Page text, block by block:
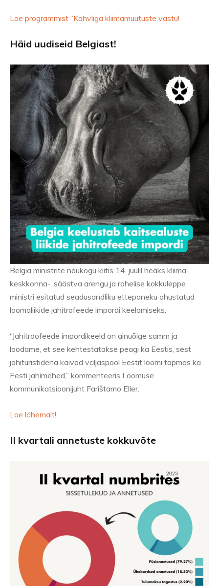
Loe programmist “Kahvliga kliimamuutuste vastu!
Häid uudiseid Belgiast!
Belgia ministrite nõukogu kiitis 14. juulil heaks kliima-,
keskkonna-, säästva arengu ja rohelise kokkuleppe
ministri esitatud seadusandliku ettepaneku ohustatud
loomaliikide jahitrofeede impordi keelamiseks.
“Jahitroofeede impordikeeld on ainuõige samm ja
loodame, et see kehtestatakse peagi ka Eestis, sest
jahituristidena käivad väljaspool Eestit loomi tapmas ka
Eesti jahimehed,” kommenteeris Loomuse
kommunikatsioonijuht Farištamo Eller.
Loe lähemalt!
II kvartali annetuste kokkuvõte